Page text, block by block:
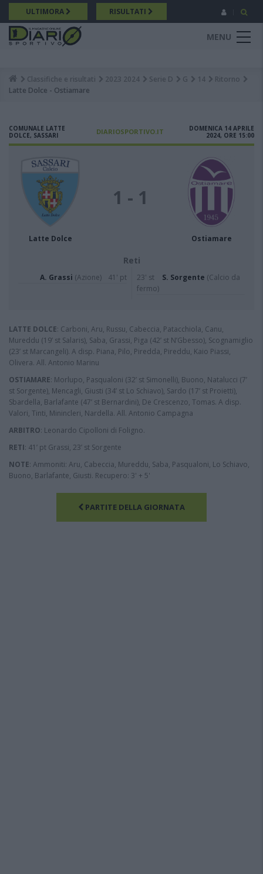
Salta
al
contenuto
principale
ULTIMORA RISULTATI
MENU
Breadcrumb
Classifiche e risultati 2023 2024 Serie D G 14
Ritorno
Latte Dolce - Ostiamare
COMUNALE LATTE
DOLCE, SASSARI
DIARIOSPORTIVO.IT
DOMENICA 14 APRILE
2024, ORE 15:00
Latte Dolce
1 - 1
Ostiamare
Reti
A. Grassi (Azione) 41' pt 23' st S. Sorgente (Calcio da
fermo)
LATTE DOLCE: Carboni, Aru, Russu, Cabeccia, Patacchiola, Canu,
Mureddu (19’ st Salaris), Saba, Grassi, Piga (42’ st N’Gbesso), Scognamiglio
(23’ st Marcangeli). A disp. Piana, Pilo, Piredda, Pireddu, Kaio Piassi,
Olivera. All. Antonio Marinu
OSTIAMARE: Morlupo, Pasqualoni (32’ st Simonelli), Buono, Natalucci (7’
st Sorgente), Mencagli, Giusti (34’ st Lo Schiavo), Sardo (17’ st Proietti),
Sbardella, Barlafante (47’ st Bernardini), De Crescenzo, Tomas. A disp.
Valori, Tinti, Minincleri, Nardella. All. Antonio Campagna
ARBITRO: Leonardo Cipolloni di Foligno.
RETI: 41’ pt Grassi, 23’ st Sorgente
NOTE: Ammoniti: Aru, Cabeccia, Mureddu, Saba, Pasqualoni, Lo Schiavo,
Buono, Barlafante, Giusti. Recupero: 3' + 5'
PARTITE DELLA GIORNATA